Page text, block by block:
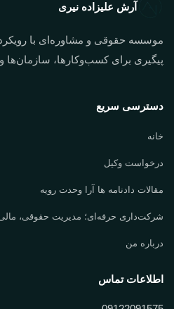
آرش علیزاده نیری
موسسه حقوقی و مشاوره‌ای با
پیگیری برای کسب‌وکارها،
دسترسی سریع
خانه
درخواست وکیل
مقالات دادنامه ها آرا وحدت رویه
شرکت‌داری حرفه‌ای؛ مدیریت حقوقی،
درباره من
اطلاعات تماس